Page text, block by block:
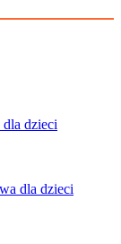
dla dzieci
dla dzieci